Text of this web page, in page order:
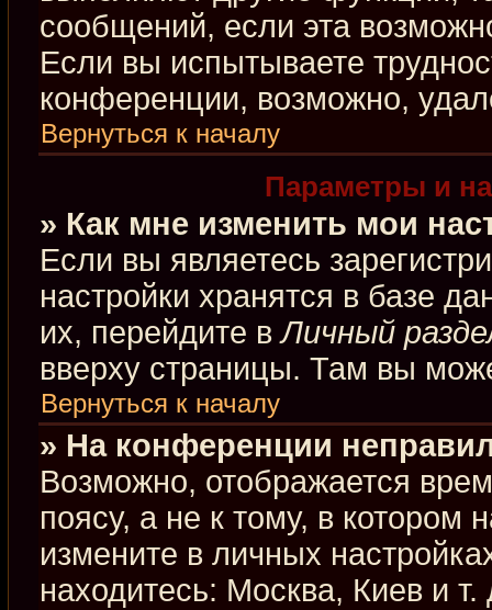
сообщений, если эта
Если вы испытываете
конференции, возможно,
Вернуться к началу
Параметры и
» Как мне изменить мои
Если вы являетесь
настройки хранятся в базе
их, перейдите вЛичный
вверху страницы. Там вы
Вернуться к началу
» На конференции
Возможно, отображается
поясу, а не к тому, в котором
измените в личных
находитесь: Москва, Киев и